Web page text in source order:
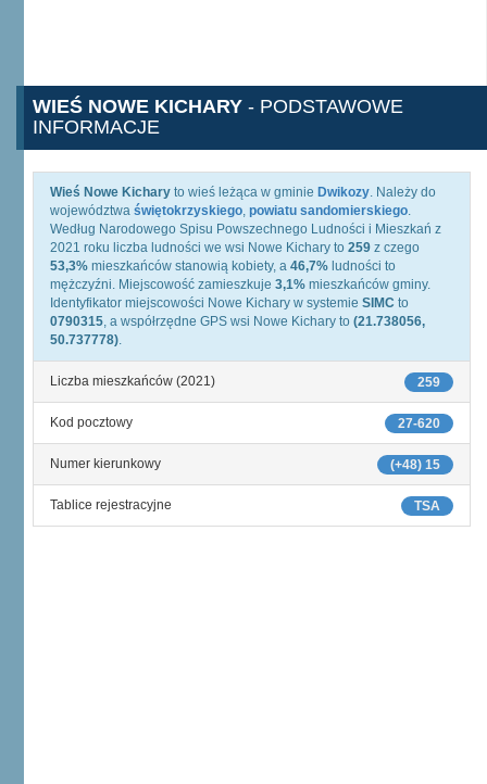
WIEŚ NOWE KICHARY - PODSTAWOWE
INFORMACJE
Wieś Nowe Kichary to wieś leżąca w gminie Dwikozy. Należy do
województwa świętokrzyskiego, powiatu sandomierskiego.
Według Narodowego Spisu Powszechnego Ludności i Mieszkań z
2021 roku liczba ludności we wsi Nowe Kichary to 259 z czego
53,3% mieszkańców stanowią kobiety, a 46,7% ludności to
mężczyźni. Miejscowość zamieszkuje 3,1% mieszkańców gminy.
Identyfikator miejscowości Nowe Kichary w systemie SIMC to
0790315, a współrzędne GPS wsi Nowe Kichary to (21.738056,
50.737778).
259
Liczba mieszkańców (2021)
27-620
Kod pocztowy
(+48) 15
Numer kierunkowy
TSA
Tablice rejestracyjne